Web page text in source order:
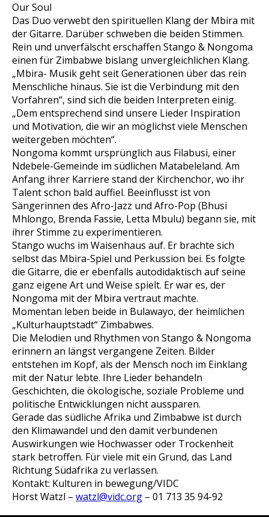
Our Soul
Das Duo verwebt den spirituellen Klang der Mbira mit
der Gitarre. Darüber schweben die beiden Stimmen.
Rein und unverfälscht erschaffen Stango & Nongoma
einen für Zimbabwe bislang unvergleichlichen Klang.
„Mbira- Musik geht seit Generationen über das rein
Menschliche hinaus. Sie ist die Verbindung mit den
Vorfahren“, sind sich die beiden Interpreten einig.
„Dem entsprechend sind unsere Lieder Inspiration
und Motivation, die wir an möglichst viele Menschen
weitergeben möchten“.
Nongoma kommt ursprünglich aus Filabusi, einer
Ndebele-Gemeinde im südlichen Matabeleland. Am
Anfang ihrer Karriere stand der Kirchenchor, wo ihr
Talent schon bald auffiel. Beeinflusst ist von
Sängerinnen des Afro-Jazz und Afro-Pop (Bhusi
Mhlongo, Brenda Fassie, Letta Mbulu) begann sie, mit
ihrer Stimme zu experimentieren.
Stango wuchs im Waisenhaus auf. Er brachte sich
selbst das Mbira-Spiel und Perkussion bei. Es folgte
die Gitarre, die er ebenfalls autodidaktisch auf seine
ganz eigene Art und Weise spielt. Er war es, der
Nongoma mit der Mbira vertraut machte.
Momentan leben beide in Bulawayo, der heimlichen
„Kulturhauptstadt“ Zimbabwes.
Die Melodien und Rhythmen von Stango & Nongoma
erinnern an längst vergangene Zeiten. Bilder
entstehen im Kopf, als der Mensch noch im Einklang
mit der Natur lebte. Ihre Lieder behandeln
Geschichten, die ökologische, soziale Probleme und
politische Entwicklungen nicht aussparen.
Gerade das südliche Afrika und Zimbabwe ist durch
den Klimawandel und den damit verbundenen
Auswirkungen wie Hochwasser oder Trockenheit
stark betroffen. Für viele mit ein Grund, das Land
Richtung Südafrika zu verlassen.
Kontakt: Kulturen in bewegung/VIDC
Horst Watzl – watzl@vidc.org – 01 713 35 94-92